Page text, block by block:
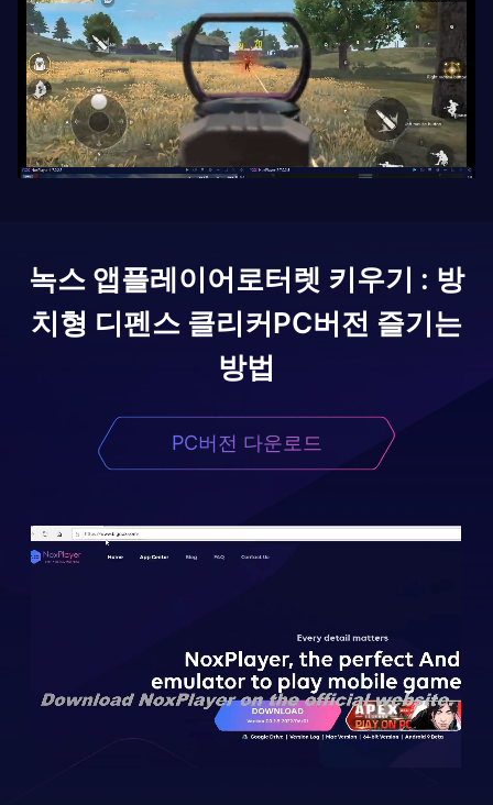
녹스 앱플레이어로터렛 키우기 : 방
치형 디펜스 클리커PC버전 즐기는
방법
PC버전 다운로드